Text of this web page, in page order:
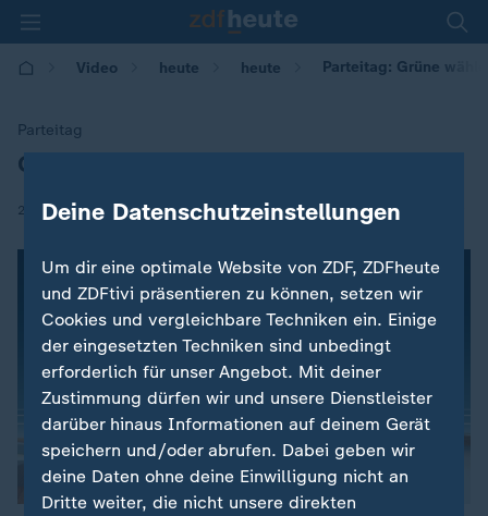
Video heute heute Parteitag: Grüne
Parteitag
:
Grüne wählen neue Parteispitze
27.01.2018 | 09:00
Deine Datenschutzeinstellungen
Um dir eine optimale Website von ZDF, ZDFheute
und ZDFtivi präsentieren zu können, setzen wir
Cookies und vergleichbare Techniken ein. Einige
der eingesetzten Techniken sind unbedingt
erforderlich für unser Angebot. Mit deiner
Zustimmung dürfen wir und unsere Dienstleister
darüber hinaus Informationen auf deinem Gerät
speichern und/oder abrufen. Dabei geben wir
deine Daten ohne deine Einwilligung nicht an
Dritte weiter, die nicht unsere direkten